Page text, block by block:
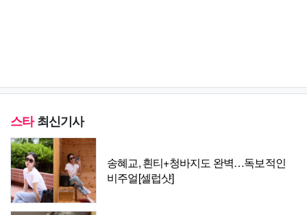
스타최신기사
송혜교, 흰티+청바지도 완벽…독보적인
비주얼[셀럽샷]